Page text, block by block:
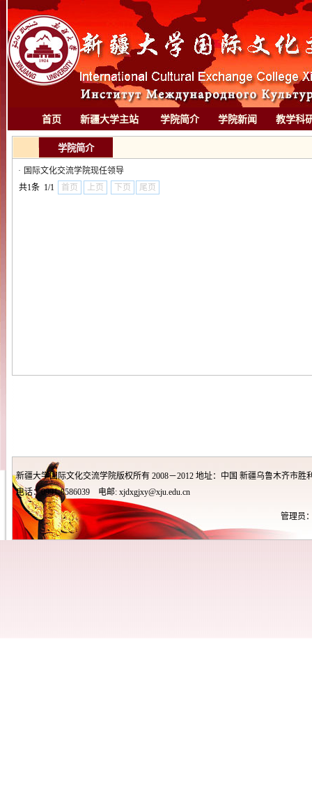
首页 新疆大学主站 学院简介 学院新闻 教学科
学院简介
· 国际文化交流学院现任领导
共1条 1/1
首页 上页 下页 尾页
新疆大学国际文化交流学院版权所有 2008－2012 地址：中国 新疆乌鲁木齐市胜
电话：0991-8586039 电邮: xjdxgjxy@xju.edu.cn
管理员